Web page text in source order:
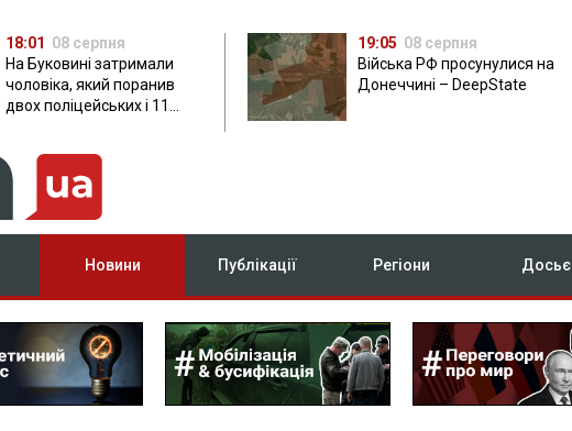
18:01 08 серпня
На Буковині затримали
чоловіка, який поранив
двох поліцейських і 11
19:05 08 серпня
Війська РФ просунулися на
Донеччині – DeepState
Новини Публікації Регіони Досьє